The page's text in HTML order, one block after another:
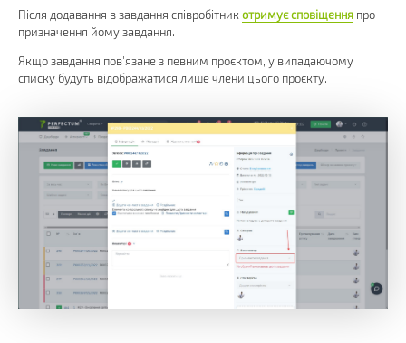
Після додавання в завдання співробітник отримує сповіщення про
призначення йому завдання.
Якщо завдання пов'язане з певним проєктом, у випадаючому
списку будуть відображатися лише члени цього проєкту.